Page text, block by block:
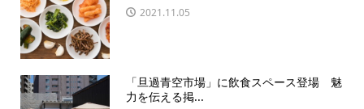
2021.11.05
「旦過青空市場」に飲食スペース登場 魅
力を伝える掲...